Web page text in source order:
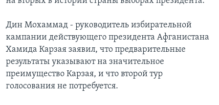
Learning English
Дин Мохаммад - руководитель избирательной
кампании действующего президента Афганистана
Хамида Карзая заявил, что предварительные
результаты указывают на значительное
преимущество Карзая, и что второй тур
голосования не потребуется.